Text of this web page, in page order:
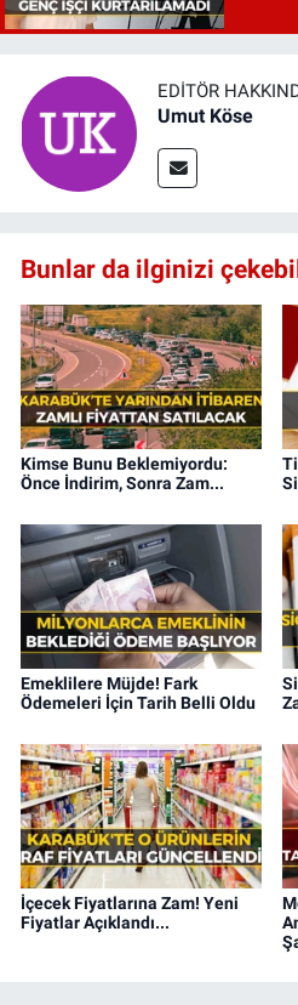
EDITÖR
Umut Köse
Bunlar da ilginizi
Kimse Bunu Beklemiyordu:
Önce İndirim, Sonra Zam...
Emeklilere Müjde! Fark
Ödemeleri İçin Tarih Belli Oldu
İçecek Fiyatlarına Zam! Yeni
Fiyatlar Açıklandı...